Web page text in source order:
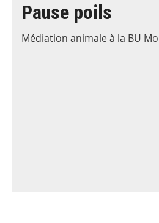
Pause poils
Médiation animale à la BU